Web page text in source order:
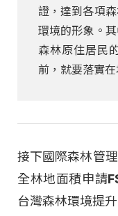
證，達到各項
環境的形象。
森林原住居民
前，就要落實
接下國際森林管
全林地面積申請
台灣森林環境提